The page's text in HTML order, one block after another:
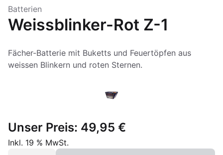
Batterien
Weissblinker-Rot Z-1
Fächer-Batterie mit Buketts und Feuertöpfen aus
Unser Preis: 49,95 €
Inkl. 19 % MwSt.